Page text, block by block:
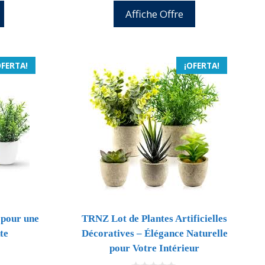
Affiche Offre
une
¡OFERTA!
TRNZ Lot de Plantes Artificielles
Décoratives – Élégance Naturelle
pour Votre Intérieur